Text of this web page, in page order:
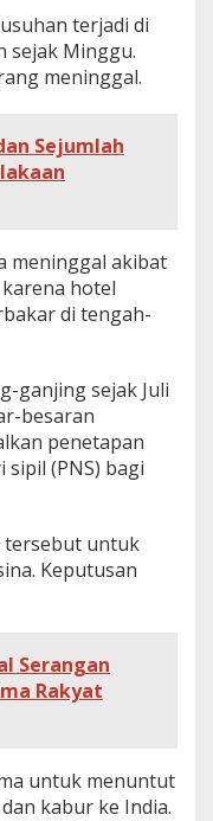
terjadi di
sejak Minggu.
meninggal.
Sejumlah
meninggal akibat
hotel
di tengah-
ganjing sejak Juli
besaran
penetapan
(PNS) bagi
tersebut untuk
Keputusan
Serangan
Rakyat
untuk menuntut
kabur ke India.